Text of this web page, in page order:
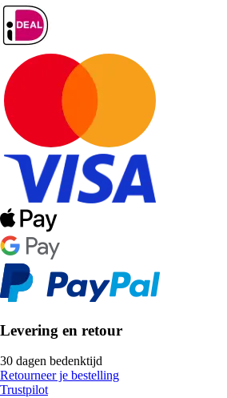
Levering en retour
30 dagen bedenktijd
Retourneer je bestelling
Trustpilot